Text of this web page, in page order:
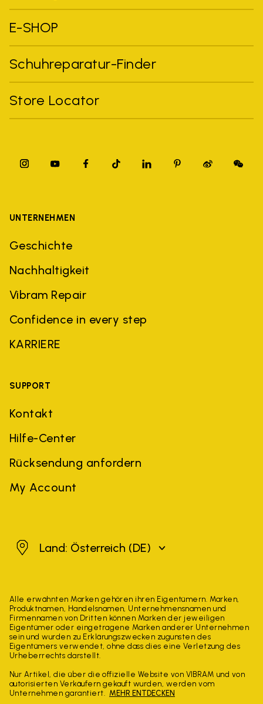
E-SHOP
Schuhreparatur-Finder
Store Locator
UNTERNEHMEN
Geschichte
Nachhaltigkeit
Vibram Repair
Confidence in every step
KARRIERE
SUPPORT
Kontakt
Hilfe-Center
Rücksendung anfordern
My Account
Österreich
Land: Österreich (DE)
Alle erwähnten Marken gehören ihren Eigentümern. Marken,
Produktnamen, Handelsnamen, Unternehmensnamen und
Firmennamen von Dritten können Marken der jeweiligen
Eigentümer oder eingetragene Marken anderer Unternehmen
sein und wurden zu Erklärungszwecken zugunsten des
Eigentümers verwendet, ohne dass dies eine Verletzung des
Urheberrechts darstellt.
Nur Artikel, die über die offizielle Website von VIBRAM und von
autorisierten Verkäufern gekauft wurden, werden vom
Unternehmen garantiert. MEHR ENTDECKEN